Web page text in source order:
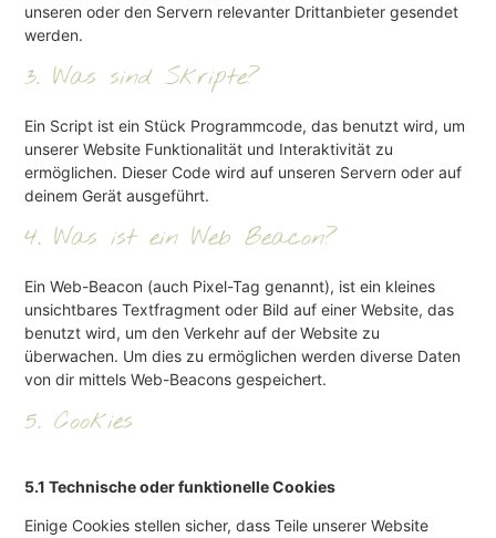
unseren oder den Servern relevanter Drittanbieter gesendet
werden.
3. Was sind Skripte?
Ein Script ist ein Stück Programmcode, das benutzt wird, um
unserer Website Funktionalität und Interaktivität zu
ermöglichen. Dieser Code wird auf unseren Servern oder auf
deinem Gerät ausgeführt.
4. Was ist ein Web Beacon?
Ein Web-Beacon (auch Pixel-Tag genannt), ist ein kleines
unsichtbares Textfragment oder Bild auf einer Website, das
benutzt wird, um den Verkehr auf der Website zu
überwachen. Um dies zu ermöglichen werden diverse Daten
von dir mittels Web-Beacons gespeichert.
5. Cookies
5.1 Technische oder funktionelle Cookies
Einige Cookies stellen sicher, dass Teile unserer Website